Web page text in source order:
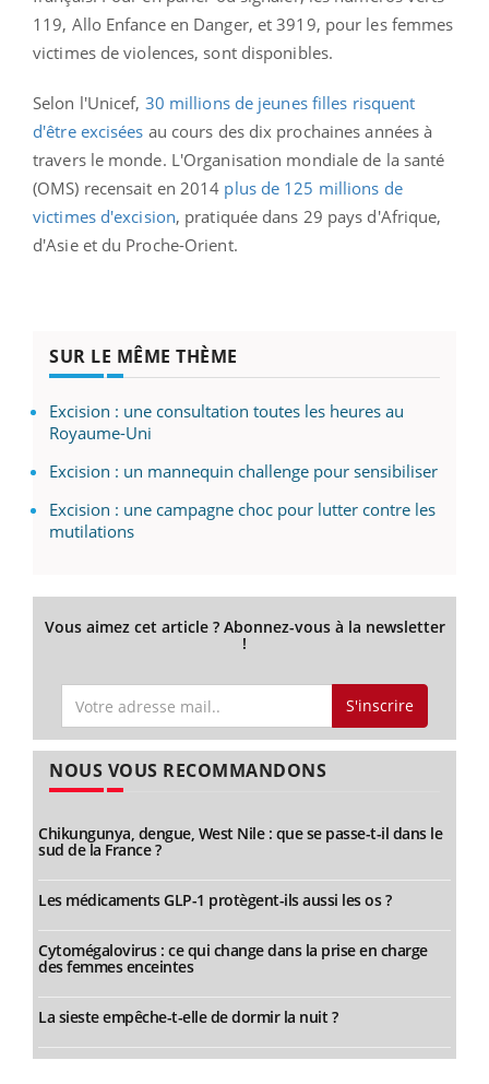
119, Allo Enfance en Danger, et 3919, pour les femmes
victimes de violences, sont disponibles.
Selon l'Unicef, 30 millions de jeunes filles risquent
d'être excisées au cours des dix prochaines années à
travers le monde. L'Organisation mondiale de la santé
(OMS) recensait en 2014 plus de 125 millions de
victimes d'excision, pratiquée dans 29 pays d'Afrique,
d'Asie et du Proche-Orient.
SUR LE MÊME THÈME
Excision : une consultation toutes les heures au
Royaume-Uni
Excision : un mannequin challenge pour sensibiliser
Excision : une campagne choc pour lutter contre les
mutilations
Vous aimez cet article ? Abonnez-vous à la newsletter
!
S'inscrire
NOUS VOUS RECOMMANDONS
Chikungunya, dengue, West Nile : que se passe-t-il dans le
sud de la France ?
Les médicaments GLP-1 protègent-ils aussi les os ?
Cytomégalovirus : ce qui change dans la prise en charge
des femmes enceintes
La sieste empêche-t-elle de dormir la nuit ?